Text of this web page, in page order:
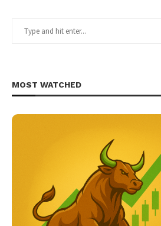
MOST WATCHED